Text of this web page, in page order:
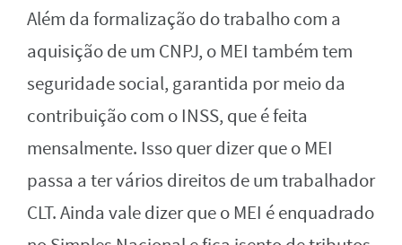
Além da formalização do trabalho com a
aquisição de um CNPJ, o MEI também tem
seguridade social, garantida por meio da
contribuição com o INSS, que é feita
mensalmente. Isso quer dizer que o MEI
passa a ter vários direitos de um trabalhador
CLT. Ainda vale dizer que o MEI é enquadrado